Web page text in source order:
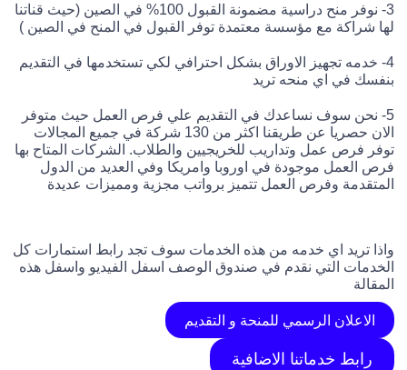
3- نوفر منح دراسية مضمونة القبول 100% في الصين (حيث قناتنا
لها شراكة مع مؤسسة معتمدة توفر القبول في المنح في الصين )
4- خدمه تجهيز الاوراق بشكل احترافي لكي تستخدمها في التقديم
بنفسك في اي منحه تريد
5- نحن سوف نساعدك في التقديم علي فرص العمل حيث متوفر
الان حصريا عن طريقنا اكثر من 130 شركة في جميع المجالات
توفر فرص عمل وتداريب للخريجيين والطلاب. الشركات المتاح بها
فرص العمل موجودة في اوروبا وامريكا وفي العديد من الدول
المتقدمة وفرص العمل تتميز برواتب مجزية ومميزات عديدة
واذا تريد اي خدمه من هذه الخدمات سوف تجد رابط استمارات كل
الخدمات التي نقدم في صندوق الوصف اسفل الفيديو واسفل هذه
المقالة
الاعلان الرسمي للمنحة و التقديم
رابط خدماتنا الاضافية